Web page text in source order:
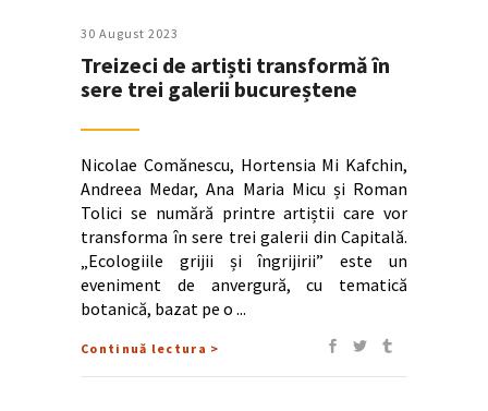
30 August 2023
Treizeci de artiști transformă în
sere trei galerii bucureștene
Nicolae Comănescu, Hortensia Mi Kafchin,
Andreea Medar, Ana Maria Micu și Roman
Tolici se numără printre artiștii care vor
transforma în sere trei galerii din Capitală.
„Ecologiile grijii și îngrijirii” este un
eveniment de anvergură, cu tematică
botanică, bazat pe o
Continuă lectura >